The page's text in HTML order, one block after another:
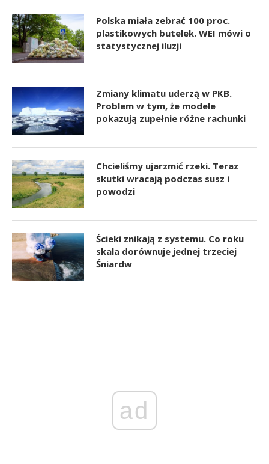
Polska miała zebrać 100 proc.
plastikowych butelek. WEI mówi o
statystycznej iluzji
Zmiany klimatu uderzą w PKB.
Problem w tym, że modele
pokazują zupełnie różne rachunki
Chcieliśmy ujarzmić rzeki. Teraz
skutki wracają podczas susz i
powodzi
Ścieki znikają z systemu. Co roku
skala dorównuje jednej trzeciej
Śniardw
ad